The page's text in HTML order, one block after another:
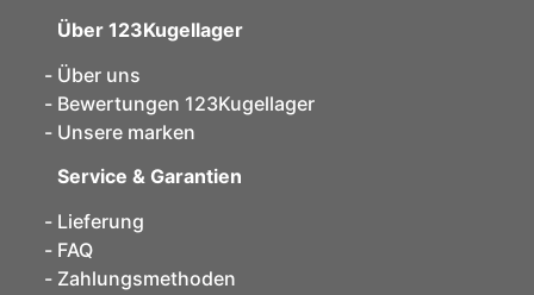
Über 123Kugellager
Über uns
Bewertungen 123Kugellager
Unsere marken
Service & Garantien
Lieferung
FAQ
Zahlungsmethoden